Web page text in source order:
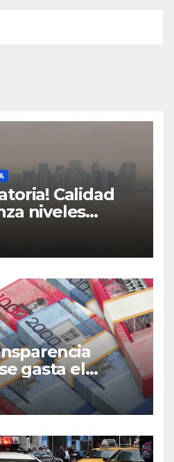
Calidad
niveles
gasta el
Familiar de